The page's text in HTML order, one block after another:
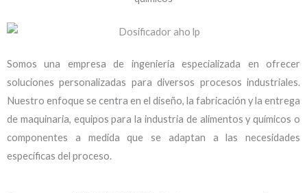
Somos una empresa de ingeniería especializada en ofrecer
soluciones personalizadas para diversos procesos industriales.
Nuestro enfoque se centra en el diseño, la fabricación y la entrega
de maquinaria, equipos para la industria de alimentos y químicos o
componentes a medida que se adaptan a las necesidades
específicas del proceso.